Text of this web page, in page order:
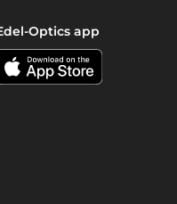
Optics app